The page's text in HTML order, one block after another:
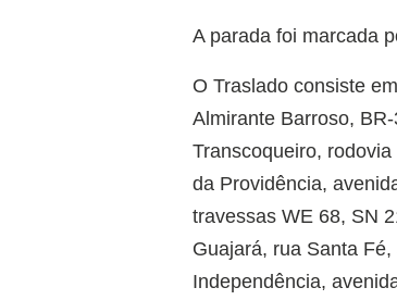
A parada foi marcada
O Traslado consiste
Almirante Barroso,
Transcoqueiro,
da Providência,
travessas WE 68, SN
Guajará, rua Santa
Independência,